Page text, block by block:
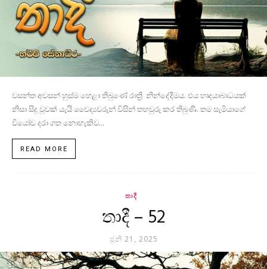
වසන්ත අවසන් හුස්ම හෙළා තිබුණේ රාත්‍රී නින්දේදීමය. එය හෘදයාබාධයක්
නිසා සිදු වූවක් යැයි වෛද්‍යවරුන් විසින් තහවුරු කර තිබුණි. තම සැමියාගේ
වියෝව දරා ගත නොහැකිව...
READ MORE
තාදී
තාදී – 52
ජූනි 21, 2025